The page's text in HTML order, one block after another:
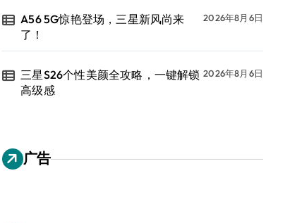
A56 5G惊艳登场，三星新风尚来
了！
2026年8月6日
三星S26个性美颜全攻略，一键解锁
高级感
2026年8月6日
广告